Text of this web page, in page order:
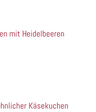
mit Heidelbeeren
Käsekuchen